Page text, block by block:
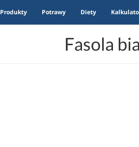
Produkty Potrawy Diety
Fasola